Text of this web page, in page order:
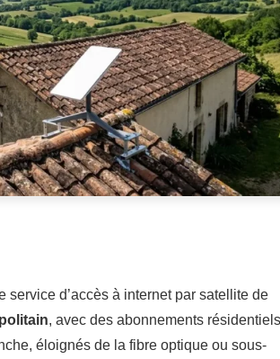
d’accès à internet par satellite de
, avec des abonnements résidentiels
éloignés de la fibre optique ou sous-